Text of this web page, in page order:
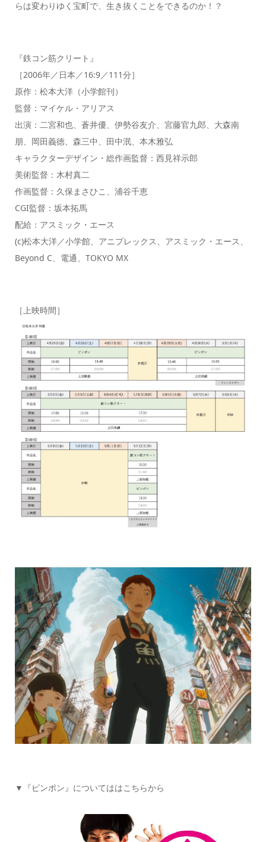
らは変わりゆく宝町で、生き抜くことをできるのか！？
『鉄コン筋クリート』
［2006年／日本／16:9／111分］
原作：松本大洋（小学館刊）
監督：マイケル・アリアス
出演：二宮和也、蒼井優、伊勢谷友介、宮藤官九郎、大森南
朋、岡田義徳、森三中、田中泯、本木雅弘
キャラクターデザイン・総作画監督：西見祥示郎
美術監督：木村真二
作画監督：久保まさひこ、浦谷千恵
CGI監督：坂本拓馬
配給：アスミック・エース
(c)松本大洋／小学館、アニプレックス、アスミック・エース、
Beyond C、電通、TOKYO MX
［上映時間］
▼『ピンポン』についてははこちらから